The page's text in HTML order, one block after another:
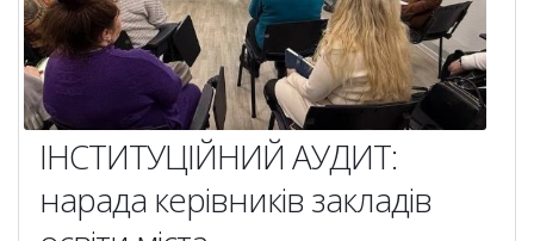
ІНСТИТУЦІЙНИЙ АУДИТ:
нарада керівників закладів